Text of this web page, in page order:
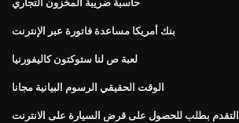
بنك أمريكا مساعدة فاتورة عبر الإنترنت
لعبة ص لنا ستوكتون كاليفورنيا
الوقت الحقيقي الرسوم البيانية مجانا
التقدم بطلب للحصول على قرض السيارة على الانترنت